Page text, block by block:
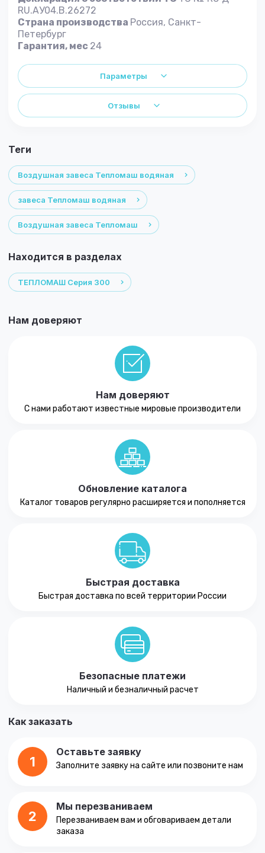
RU.АУ04.B.26272
Страна производства Россия, Санкт-
Петербург
Гарантия, мес 24
Параметры
Отзывы
теги
Воздушная завеса Тепломаш водяная
завеса Тепломаш водяная
Воздушная завеса Тепломаш
Находится в разделах
ТЕПЛОМАШ Серия 300
Нам доверяют
Нам доверяют
С нами работают известные мировые производители
Обновление каталога
Каталог товаров регулярно расширяется и пополняется
Быстрая доставка
Быстрая доставка по всей территории России
Безопасные платежи
Наличный и безналичный расчет
Как заказать
1
Оставьте заявку
Заполните заявку на сайте или позвоните нам
2
Мы перезваниваем
Перезваниваем вам и обговариваем детали
заказа